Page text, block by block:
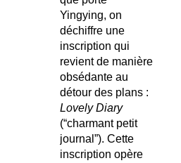
Yingying, on
déchiffre une
inscription qui
revient de manière
obsédante au
détour des plans :
Lovely Diary
(“charmant petit
journal”). Cette
inscription opère